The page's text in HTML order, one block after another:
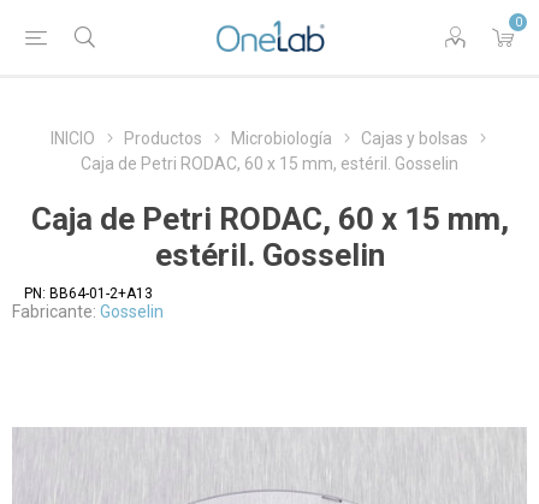
0
INICIO Productos Microbiología
Cajas y bolsas
Caja de Petri RODAC, 60 x 15 mm, estéril. Gosselin
Caja de Petri RODAC, 60 x 15 mm,
estéril. Gosselin
PN: BB64-01-2+A13
Fabricante: Gosselin